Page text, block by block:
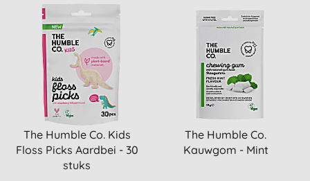
The Humble Co. Kids
Floss Picks Aardbei - 30
stuks
The Humble Co.
Kauwgom - Mint